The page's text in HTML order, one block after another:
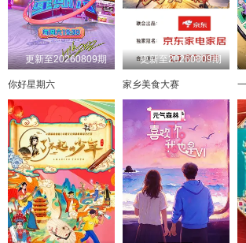
20260510 20260511 20260512
20260514 20260516
20260518 20260519
20260522 20260523 20260524
20260526 20260527 20260528
20260531 20260601 20260602
20260605 20260606 20260607
20260609 20260610 20260611
20260401 20260402 20260403
20260405 20260407
20260409 20260411
20260414 20260415 20260416
20260418 20260419 20260420
20260422 20260423 20260424
20260427 20260428 20260429
20260501 20260502 20260503
更新至20260809期
你好星期六
更新至20260809期
家乡美食大赛